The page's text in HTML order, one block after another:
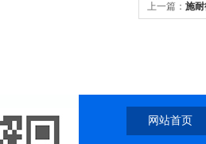
上一篇： 施
网站首页